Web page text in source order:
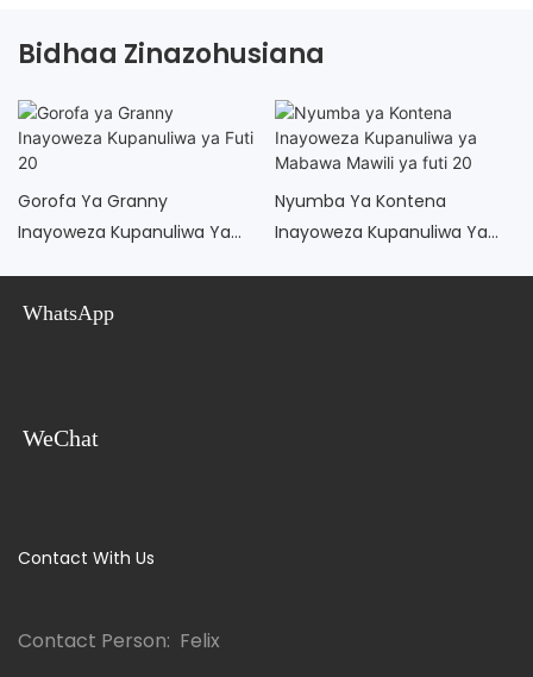
Bidhaa Zinazohusiana
Gorofa Ya Granny
Inayoweza Kupanuliwa Ya
Nyumba Ya Kontena
Inayoweza Kupanuliwa Ya
WhatsApp
WeChat
Contact With Us
Contact Person: Felix